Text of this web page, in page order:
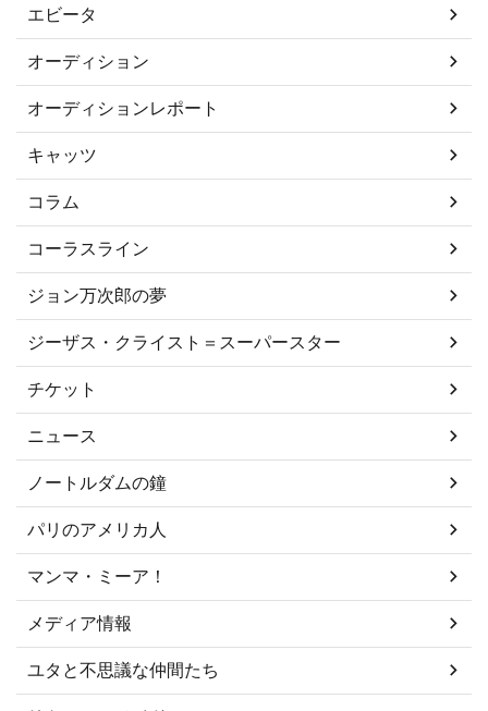
エビータ
オーディション
オーディションレポート
キャッツ
コラム
コーラスライン
ジョン万次郎の夢
ジーザス・クライスト＝スーパースター
チケット
ニュース
ノートルダムの鐘
パリのアメリカ人
マンマ・ミーア！
メディア情報
ユタと不思議な仲間たち